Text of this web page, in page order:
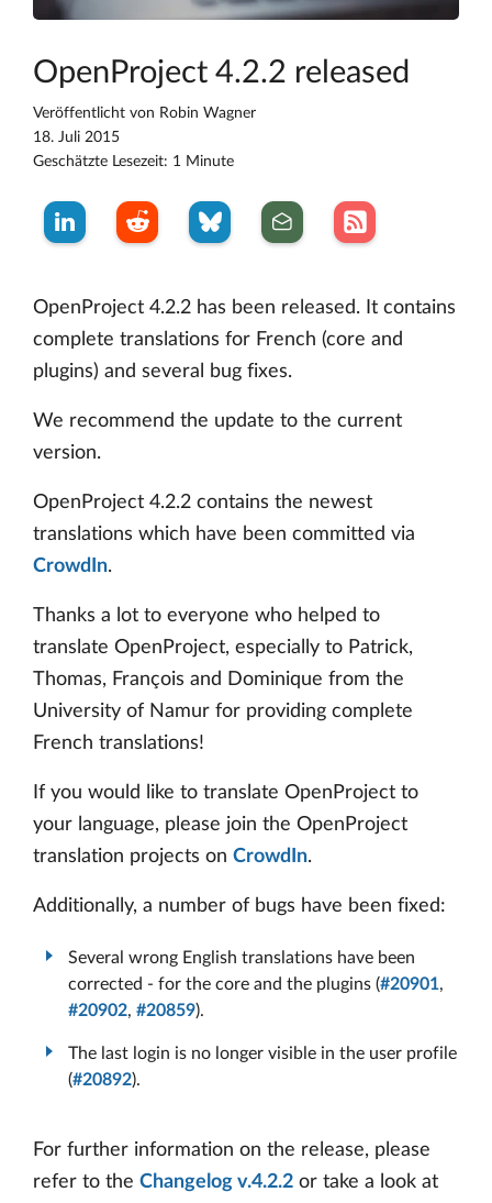
OpenProject 4.2.2 released
Veröffentlicht von Robin Wagner
18. Juli 2015
Geschätzte Lesezeit: 1 Minute
OpenProject 4.2.2 has been released. It contains
complete translations for French (core and
plugins) and several bug fixes.
We recommend the update to the current
version.
OpenProject 4.2.2 contains the newest
translations which have been committed via
CrowdIn.
Thanks a lot to everyone who helped to
translate OpenProject, especially to Patrick,
Thomas, François and Dominique from the
University of Namur for providing complete
French translations!
If you would like to translate OpenProject to
your language, please join the OpenProject
translation projects on CrowdIn.
Additionally, a number of bugs have been fixed:
Several wrong English translations have been
corrected - for the core and the plugins (#20901,
#20902, #20859).
The last login is no longer visible in the user profile
(#20892).
For further information on the release, please
refer to the Changelog v.4.2.2 or take a look at